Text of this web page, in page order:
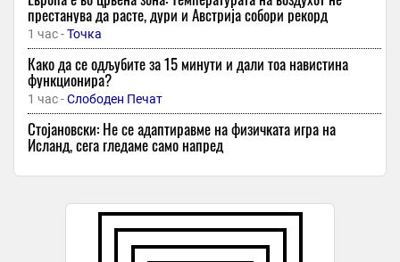
престанува да расте, дури и Австрија собори рекорд
1 час -Точка
Како да се одљубите за 15 минути и дали тоа навистина
функционира?
1 час -Слободен Печат
Стојановски: Не се адаптиравме на физичката игра на
Исланд, сега гледаме само напред
Бриф
Првата пејачка почина пред очите на своите синови, втората